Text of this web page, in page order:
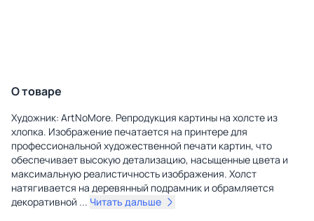
О товаре
Художник: ArtNoMore. Репродукция картины на холсте из
хлопка. Изображение печатается на принтере для
профессиональной художественной печати картин, что
обеспечивает высокую детализацию, насыщенные цвета и
максимальную реалистичность изображения. Холст
натягивается на деревянный подрамник и обрамляется
декоративной ... Читать дальше